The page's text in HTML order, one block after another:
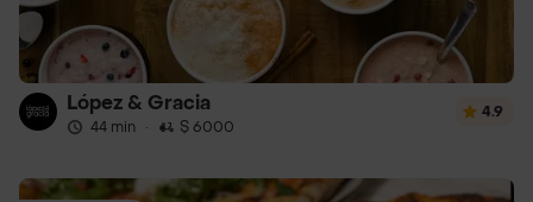
López & Gracia
44 min · $ 6000
4.9